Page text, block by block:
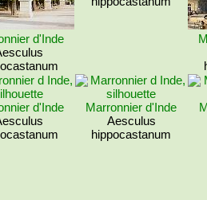
d'Inde
d'Inde
Marronnier d'Inde
Aesculus
hippocastanum